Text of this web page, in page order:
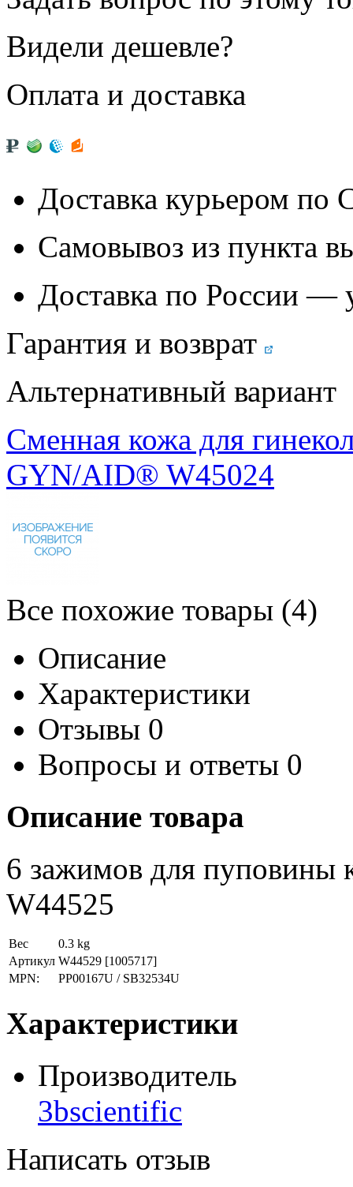
Видели дешевле?
Оплата и доставка
Доставка курьером
Самовывоз из пункта
Доставка по России —
Гарантия и возврат
Альтернативный вариант
Сменная кожа для
GYN/AID® W45024
Все похожие товары (4)
Описание
Характеристики
Отзывы 0
Вопросы и ответы 0
Описание товара
6 зажимов для пуповины
W44525
Вес
0.3 kg
Артикул W44529 [1005717]
MPN:
PP00167U / SB32534U
Характеристики
Производитель
3bscientific
Написать отзыв